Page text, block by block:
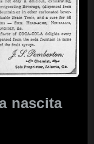
nascita